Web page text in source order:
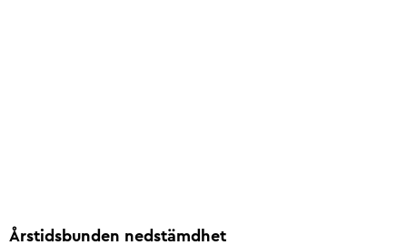
Årstidsbunden nedstämdhet